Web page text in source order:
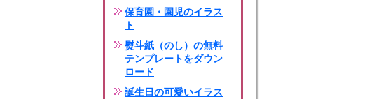
保育園・園児のイラス
ト
熨斗紙（のし）の無料
テンプレートをダウン
ロード
誕生日の可愛いイラス